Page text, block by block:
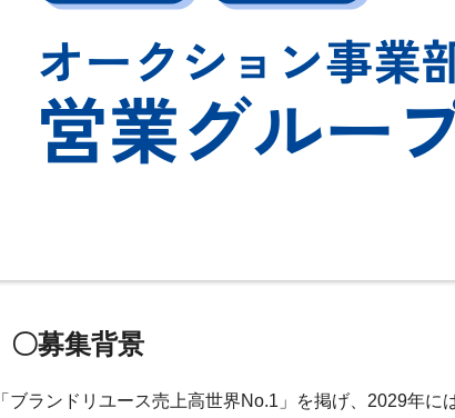
〇募集背景
「ブランドリユース売上高世界No.1」を掲げ、2029年